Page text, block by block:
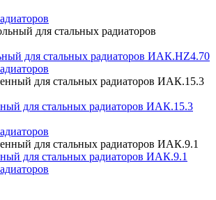
для стальных радиаторов ИАК.НZ4.70
для стальных радиаторов ИАК.15.3
для стальных радиаторов ИАК.9.1